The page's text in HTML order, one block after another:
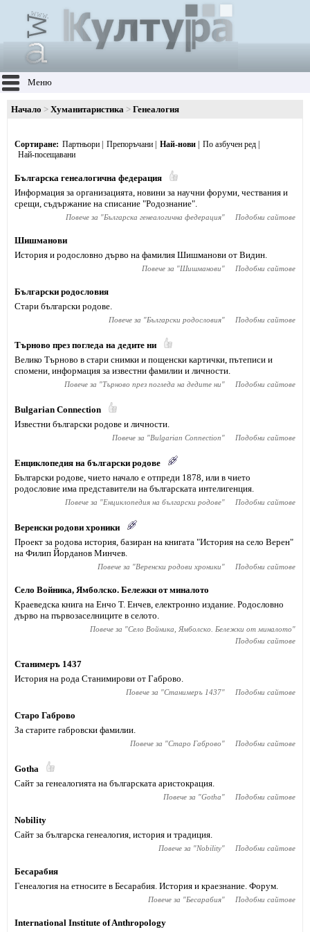
Меню
Начало Хуманитаристика Генеалогия
Сортиране Партньори Препоръчани Най-нови
По азбучен ред
Най-посещавани
Българска генеалогична федерация
Информация за организацията, новини за научни форуми, чествания и
срещи, съдържание на списание "Родознание".
Повече за "Българска генеалогична федерация" Подобни сайтове
Шишманови
История и родословно дърво на фамилия Шишманови от Видин.
Повече за "Шишманови" Подобни сайтове
Български родословия
Стари български родове.
Повече за "Български родословия" Подобни сайтове
Търново през погледа на дедите ни
Велико Търново в стари снимки и пощенски картички, пътеписи и
спомени, информация за известни фамилии и личности.
Повече за "Търново през погледа на дедите ни" Подобни сайтове
Bulgarian Connection
Известни български родове и личности.
Повече за "Bulgarian Connection" Подобни сайтове
Енциклопедия на български родове
Български родове, чието начало е отпреди 1878, или в чието
родословие има представители на българската интелигенция.
Повече за "Енциклопедия на български родове" Подобни сайтове
Веренски родови хроники
Проект за родова история, базиран на книгата "История на село Верен"
на Филип Йорданов Минчев.
Повече за "Веренски родови хроники" Подобни сайтове
Село Войника, Ямболско. Бележки от миналото
Краеведска книга на Енчо Т. Енчев, електронно издание. Родословно
дърво на първозаселниците в селото.
Повече за "Село Войника, Ямболско. Бележки от миналото"
Подобни сайтове
Станимеръ 1437
История на рода Станимирови от Габрово.
Повече за "Станимеръ 1437" Подобни сайтове
Старо Габрово
За старите габровски фамилии.
Повече за "Старо Габрово" Подобни сайтове
Gotha
Сайт за генеалогията на българската аристокрация.
Повече за "Gotha" Подобни сайтове
Nobility
Сайт за българска генеалогия, история и традиция.
Повече за "Nobility" Подобни сайтове
Бесарабия
Генеалогия на етносите в Бесарабия. История и краезнание. Форум.
Повече за "Бесарабия" Подобни сайтове
International Institute of Anthropology